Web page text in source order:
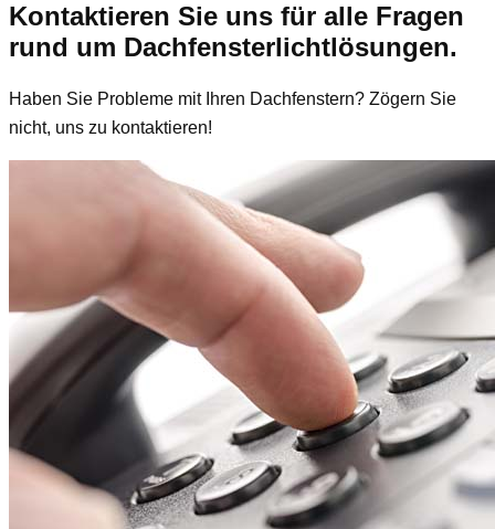
Kontaktieren Sie uns für alle Fragen
rund um Dachfensterlichtlösungen.
Haben Sie Probleme mit Ihren Dachfenstern? Zögern Sie
nicht, uns zu kontaktieren!